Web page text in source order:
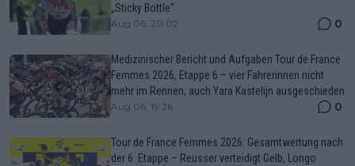
„Sticky Bottle“
Aug 06, 20:02 0
Medizinischer Bericht und Aufgaben Tour de France
Femmes 2026, Etappe 6 – vier Fahrerinnen nicht
mehr im Rennen, auch Yara Kastelijn ausgeschieden
Aug 06, 19:26 0
Tour de France Femmes 2026: Gesamtwertung nach
der 6. Etappe – Reusser verteidigt Gelb, Longo